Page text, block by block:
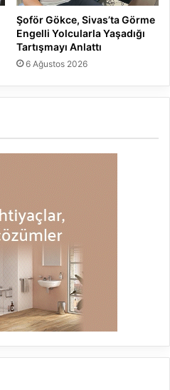
Şoför Gökce, Sivas’ta Görme
Engelli Yolcularla Yaşadığı
Tartışmayı Anlattı
6 Ağustos 2026